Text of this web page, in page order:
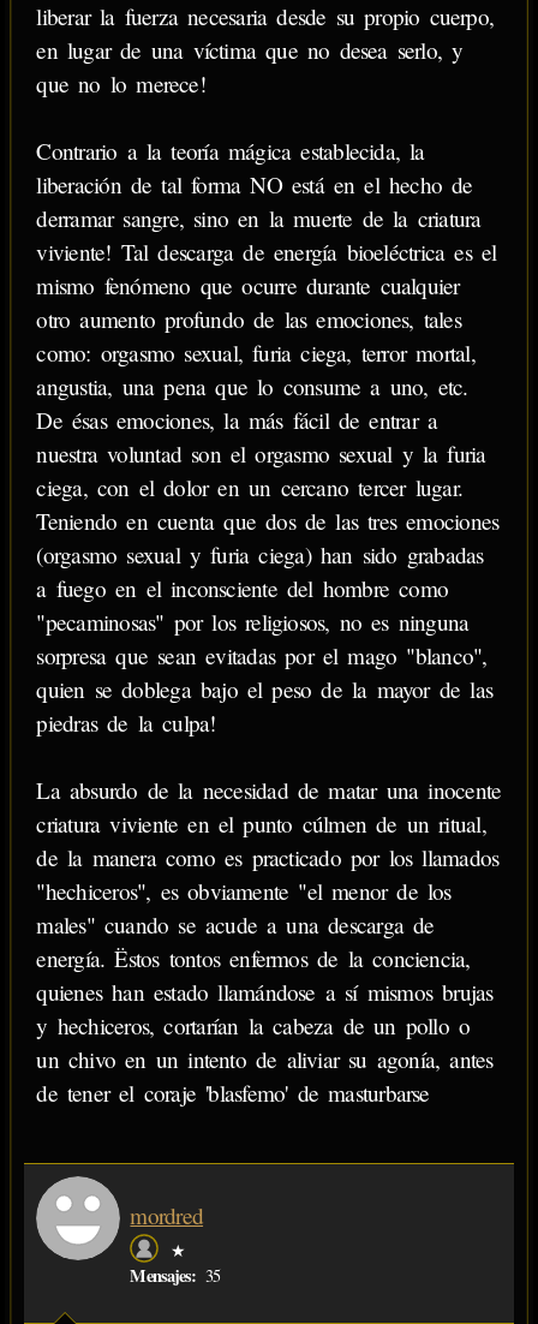
liberar la fuerza necesaria desde su propio cuerpo,
en lugar de una víctima que no desea serlo, y
que no lo merece!
Contrario a la teoría mágica establecida, la
liberación de tal forma NO está en el hecho de
derramar sangre, sino en la muerte de la criatura
viviente! Tal descarga de energía bioeléctrica es el
mismo fenómeno que ocurre durante cualquier
otro aumento profundo de las emociones, tales
como: orgasmo sexual, furia ciega, terror mortal,
angustia, una pena que lo consume a uno, etc.
De ésas emociones, la más fácil de entrar a
nuestra voluntad son el orgasmo sexual y la furia
ciega, con el dolor en un cercano tercer lugar.
Teniendo en cuenta que dos de las tres emociones
(orgasmo sexual y furia ciega) han sido grabadas
a fuego en el inconsciente del hombre como
"pecaminosas" por los religiosos, no es ninguna
sorpresa que sean evitadas por el mago "blanco",
quien se doblega bajo el peso de la mayor de las
piedras de la culpa!
La absurdo de la necesidad de matar una inocente
criatura viviente en el punto cúlmen de un ritual,
de la manera como es practicado por los llamados
"hechiceros", es obviamente "el menor de los
males" cuando se acude a una descarga de
energía. Ëstos tontos enfermos de la conciencia,
quienes han estado llamándose a sí mismos brujas
y hechiceros, cortarían la cabeza de un pollo o
un chivo en un intento de aliviar su agonía, antes
de tener el coraje 'blasfemo' de masturbarse
mordred
★
Mensajes: 35